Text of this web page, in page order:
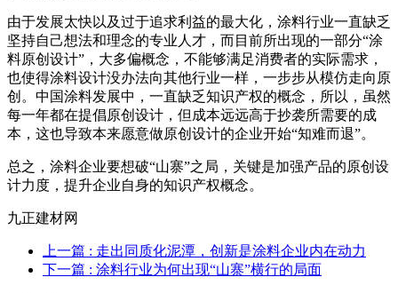
由于发展太快以及过于追求利益的最大化，涂料行业一直缺乏
坚持自己想法和理念的专业人才，而目前所出现的一部分“涂
料原创设计”，大多偏概念，不能够满足消费者的实际需求，
也使得涂料设计没办法向其他行业一样，一步步从模仿走向原
创。中国涂料发展中，一直缺乏知识产权的概念，所以，虽然
每一年都在提倡原创设计，但成本远远高于抄袭所需要的成
本，这也导致本来愿意做原创设计的企业开始“知难而退”。
总之，涂料企业要想破“山寨”之局，关键是加强产品的原创设
计力度，提升企业自身的知识产权概念。
九正建材网
上一篇 : 走出同质化泥潭，创新是涂料企业内在动力
下一篇 : 涂料行业为何出现“山寨”横行的局面